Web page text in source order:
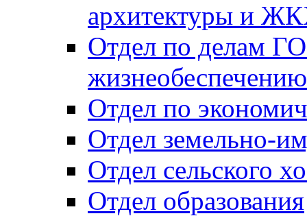
архитектуры и
Отдел по делам
Отдел по
Отдел земельно-
Отдел сельского
Отдел образования